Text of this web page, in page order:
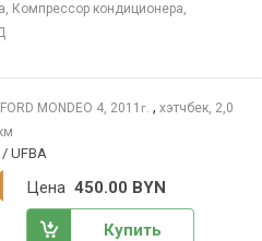
Компрессор кондиционера,
FORD MONDEO 4, 2011 г. , хэтчбек, 2,0
UFBA
Цена 450.00 BYN
Купить